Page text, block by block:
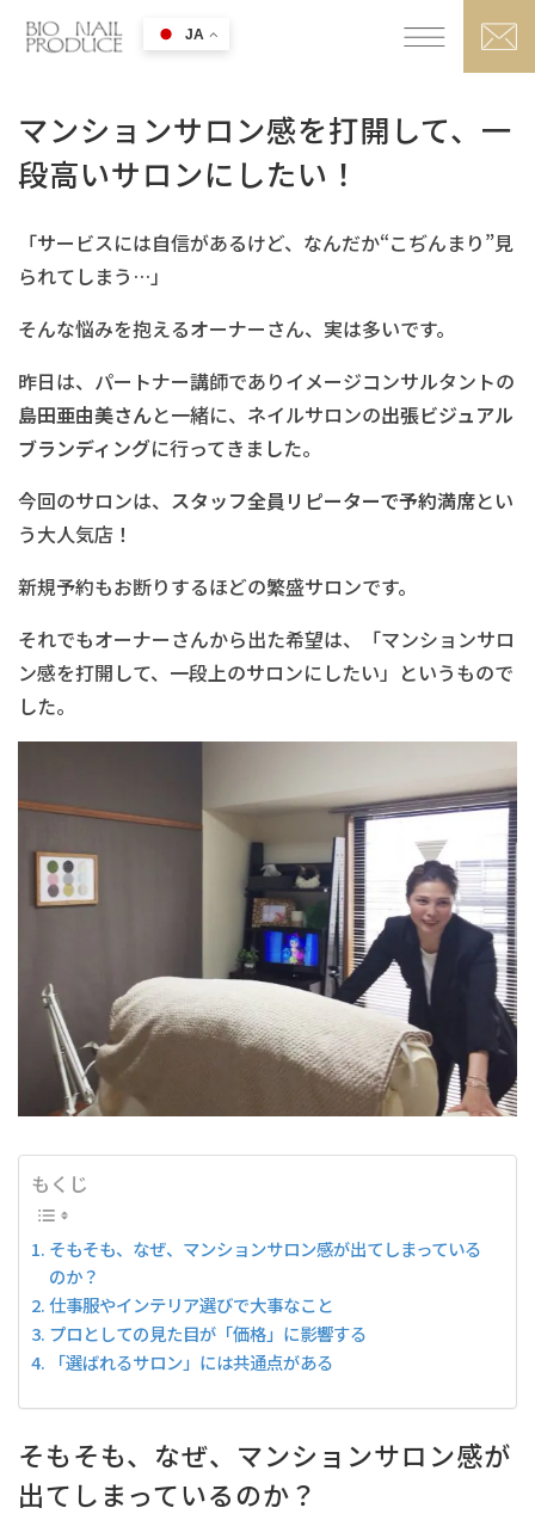
マンションサロン感を打開して、一
段高いサロンにしたい！
「サービスには自信があるけど、なんだか“こぢんまり”見
られてしまう…」
そんな悩みを抱えるオーナーさん、実は多いです。
昨日は、パートナー講師でありイメージコンサルタントの
島田亜由美さんと一緒に、ネイルサロンの出張ビジュアル
ブランディングに行ってきました。
今回のサロンは、 スタッフ全員リピーターで予約満席とい
う大人気店！
新規予約もお断りするほどの繁盛サロンです。
それでもオーナーさんから出た希望は、「マンションサロ
ン感を打開して、一段上のサロンにしたい」というもので
した。
もくじ
そもそも、なぜ、マンションサロン感が出てしまっている
のか？
仕事服やインテリア選びで大事なこと
プロとしての見た目が「価格」に影響する
「選ばれるサロン」には共通点がある
そもそも、なぜ、マンションサロン感が
出てしまっているのか？